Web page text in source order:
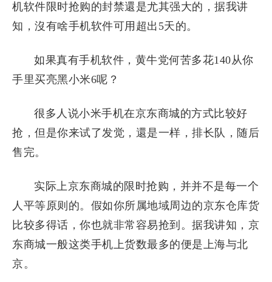
机软件限时抢购的封禁還是尤其强大的，据我讲
知，沒有啥手机软件可用超出5天的。
如果真有手机软件，黄牛党何苦多花140从你
手里买亮黑小米6呢？
很多人说小米手机在京东商城的方式比较好
抢，但是你来试了发觉，還是一样，排长队，随后
售完。
实际上京东商城的限时抢购，并并不是每一个
人平等原则的。假如你所属地域周边的京东仓库货
比较多得话，你也就非常容易抢到。据我讲知，京
东商城一般这类手机上货数最多的便是上海与北
京。